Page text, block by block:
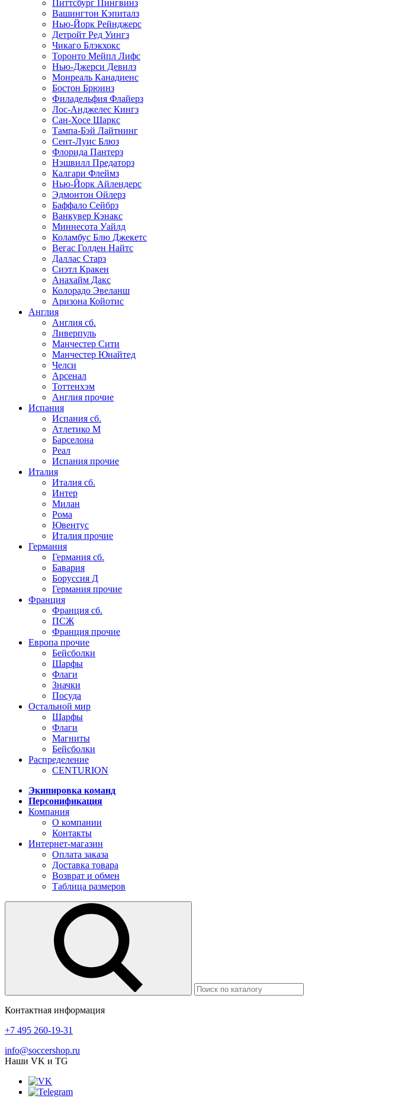
Питтсбург Пингвинз
Вашингтон Кэпиталз
Нью-Йорк Рейнджерс
Детройт Ред Уингз
Чикаго Блэкхокс
Торонто Мейпл Лифс
Нью-Джерси Девилз
Монреаль Канадиенс
Бостон Брюинз
Филадельфия Флайерз
Лос-Анджелес Кингз
Сан-Хосе Шаркс
Тампа-Бэй Лайтнинг
Сент-Луис Блюз
Флорида Пантерз
Нэшвилл Предаторз
Калгари Флеймз
Нью-Йорк Айлендерс
Эдмонтон Ойлерз
Баффало Сейбрз
Ванкувер Кэнакс
Миннесота Уайлд
Коламбус Блю Джекетс
Вегас Голден Найтс
Даллас Старз
Сиэтл Кракен
Анахайм Дакс
Колорадо Эвеланш
Аризона Койотис
Англия
Англия сб.
Ливерпуль
Манчестер Сити
Манчестер Юнайтед
Челси
Арсенал
Тоттенхэм
Англия прочие
Испания
Испания сб.
Атлетико М
Барселона
Реал
Испания прочие
Италия
Италия сб.
Интер
Милан
Рома
Ювентус
Италия прочие
Германия
Германия сб.
Бавария
Боруссия Д
Германия прочие
Франция
Франция сб.
ПСЖ
Франция прочие
Европа прочие
Бейсболки
Шарфы
Флаги
Значки
Посуда
Остальной мир
Шарфы
Флаги
Магниты
Бейсболки
Распределение
CENTURION
Экипировка команд
Персонификация
Компания
О компании
Контакты
Интернет-магазин
Оплата заказа
Доставка товара
Возврат и обмен
Таблица размеров
Контактная информация
+7 495 260-19-31
info@soccershop.ru
Наши VK и TG